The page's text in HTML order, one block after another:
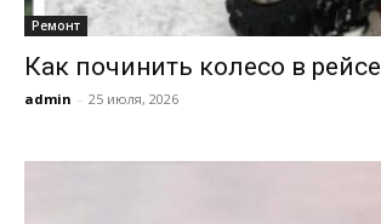
Ремонт
Как починить колесо в рейсе
admin - 25 июля, 2026